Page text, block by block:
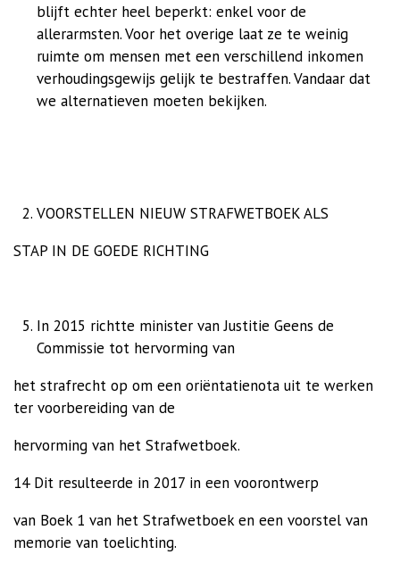
blijft echter heel beperkt: enkel voor de
allerarmsten. Voor het overige laat ze te weinig
ruimte om mensen met een verschillend inkomen
verhoudingsgewijs gelijk te bestraffen. Vandaar dat
we alternatieven moeten bekijken.
VOORSTELLEN NIEUW STRAFWETBOEK ALS
STAP IN DE GOEDE RICHTING
In 2015 richtte minister van Justitie Geens de
Commissie tot hervorming van
het strafrecht op om een oriëntatienota uit te werken
ter voorbereiding van de
hervorming van het Strafwetboek.
14 Dit resulteerde in 2017 in een voorontwerp
van Boek 1 van het Strafwetboek en een voorstel van
memorie van toelichting.